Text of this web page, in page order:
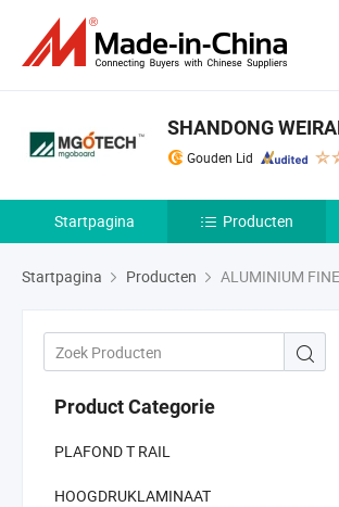
SHANDONG
Gouden Lid
Startpagina Producten
Startpagina Producten ALUMINIUM
Product Categorie
PLAFOND T RAIL
HOOGDRUKLAMINAAT